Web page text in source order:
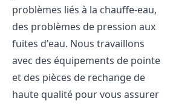
problèmes liés à la chauffe-eau,
des problèmes de pression aux
fuites d'eau. Nous travaillons
avec des équipements de pointe
et des pièces de rechange de
haute qualité pour vous assurer